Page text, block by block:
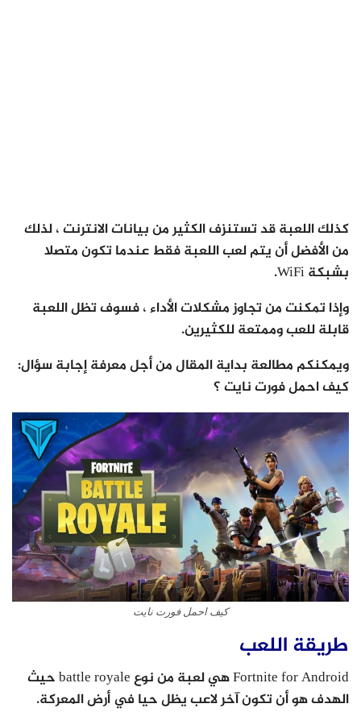
كذلك اللعبة قد تستنزف الكثير من بيانات الانترنت ، لذلك
من الأفضل أن يتم لعب اللعبة فقط عندما تكون متصلا
بشبكة WiFi.
وإذا تمكنت من تجاوز مشكلات الأداء ، فسوف تظل اللعبة
قابلة للعب وممتعة للكثيرين.
ويمكنكم مطالعة بداية المقال من أجل معرفة إجابة سؤال:
كيف احمل فورت نايت ؟
كيف احمل فورت نايت
طريقة اللعب
Fortnite for Android هي لعبة من نوع battle royale حيث
الهدف هو أن تكون آخر لاعب يظل حيا في أرض المعركة.